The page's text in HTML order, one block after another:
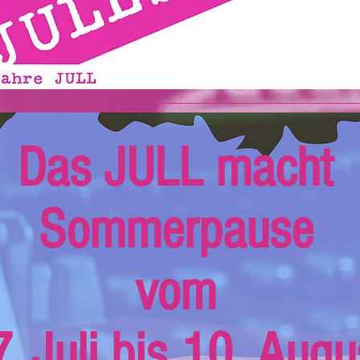
Das JULL macht
Sommerpause
vom